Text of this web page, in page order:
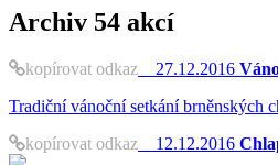
Archiv 54 akcí
kopírovat odkaz 27.12.2016
Tradiční vánoční setkání brněnských
kopírovat odkaz 12.12.2016